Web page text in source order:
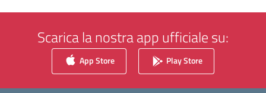
Scarica la nostra app ufficiale su:
App Store Play Store